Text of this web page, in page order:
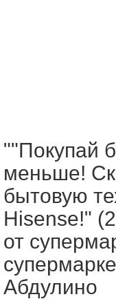
""Покупай
меньше!
бытовую
Hisense!"
от
Абдулино